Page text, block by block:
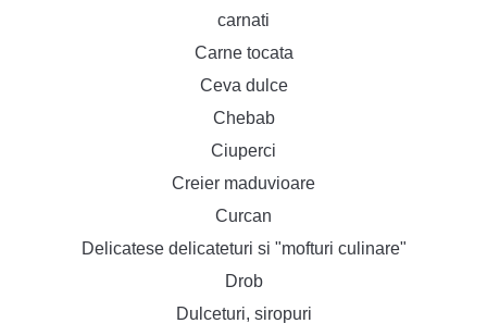
carnati
Carne tocata
Ceva dulce
Chebab
Ciuperci
Creier maduvioare
Curcan
Delicatese delicateturi si "mofturi culinare"
Drob
Dulceturi, siropuri